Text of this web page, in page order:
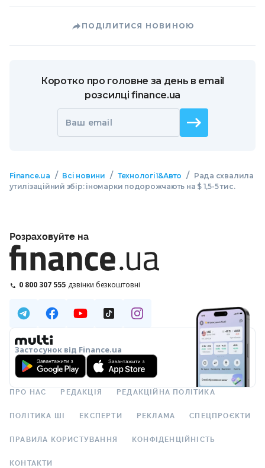
ПОДІЛИТИСЯ НОВИНОЮ
Коротко про головне за день в email
розсилці finance.ua
Ваш email
Finance.ua / Всі новини / Технології&Авто /
Рада схвалила
утилізаційний збір: іномарки подорожчають на $ 1,5-5 тис.
Розраховуйте на
0 800 307 555 дзвінки безкоштовні
Застосунок від Finance.ua
ПРО НАС РЕДАКЦІЯ РЕДАКЦІЙНА ПОЛІТИКА
ПОЛІТИКА ШІ ЕКСПЕРТИ РЕКЛАМА СПЕЦПРОЄКТИ
ПРАВИЛА КОРИСТУВАННЯ КОНФІДЕНЦІЙНІСТЬ
КОНТАКТИ